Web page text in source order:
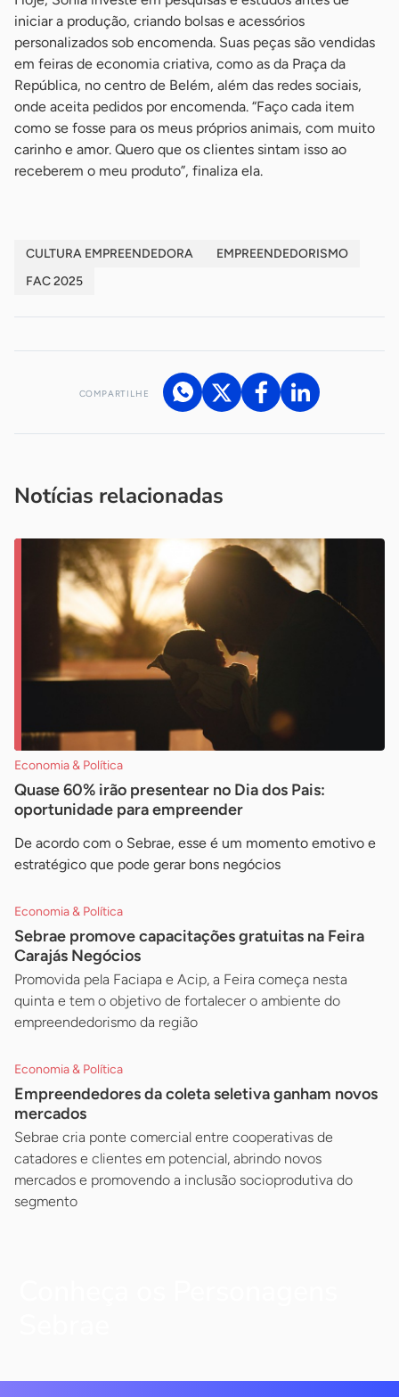
iniciar a produção, criando bolsas e acessórios
personalizados sob encomenda. Suas peças são vendidas
em feiras de economia criativa, como as da Praça da
República, no centro de Belém, além das redes sociais,
onde aceita pedidos por encomenda. “Faço cada item
como se fosse para os meus próprios animais, com muito
carinho e amor. Quero que os clientes sintam isso ao
receberem o meu produto”, finaliza ela.
CULTURA EMPREENDEDORA
EMPREENDEDORISMO
FAC 2025
COMPARTILHE
Notícias relacionadas
Economia & Política
Quase 60% irão presentear no Dia dos Pais:
oportunidade para empreender
De acordo com o Sebrae, esse é um momento emotivo e
estratégico que pode gerar bons negócios
Economia & Política
Sebrae promove capacitações gratuitas na Feira
Carajás Negócios
Promovida pela Faciapa e Acip, a Feira começa nesta
quinta e tem o objetivo de fortalecer o ambiente do
empreendedorismo da região
Economia & Política
Empreendedores da coleta seletiva ganham novos
mercados
Sebrae cria ponte comercial entre cooperativas de
catadores e clientes em potencial, abrindo novos
mercados e promovendo a inclusão socioprodutiva do
segmento